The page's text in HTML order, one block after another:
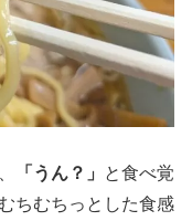
「うん？」
と食べ覚
ちむちっとした食感